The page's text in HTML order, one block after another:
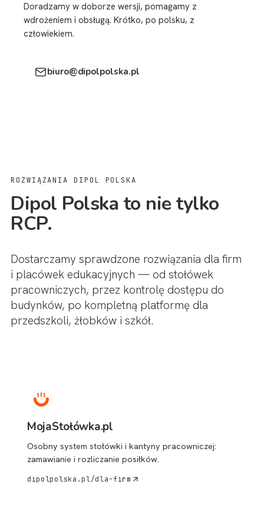
Doradzamy w doborze wersji, pomagamy z
wdrożeniem i obsługą. Krótko, po polsku, z
człowiekiem.
biuro@dipolpolska.pl
ROZWIĄZANIA DIPOL POLSKA
Dipol Polska to nie tylko
RCP.
Dostarczamy sprawdzone rozwiązania dla firm
i placówek edukacyjnych — od stołówek
pracowniczych, przez kontrolę dostępu do
budynków, po kompletną platformę dla
przedszkoli, żłobków i szkół.
MojaStołówka.pl
Osobny system stołówki i kantyny pracowniczej:
zamawianie i rozliczanie posiłków.
dipolpolska.pl/dla-firm